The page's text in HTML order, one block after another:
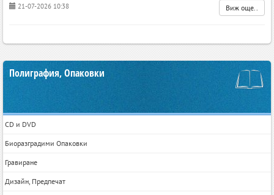
21-07-2026 10:38 Виж още..
Полиграфия, Опаковки
CD и DVD
Биоразградими Опаковки
Гравиране
Дизайн, Предпечат